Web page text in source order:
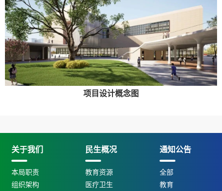
项目设计概念图
关于我们
本局职责
组织架构
民生概况
教育资源
医疗卫生
通知公告
全部
教育